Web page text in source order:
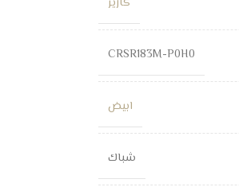
CRSR183M-P0H0
ابيض
شباك